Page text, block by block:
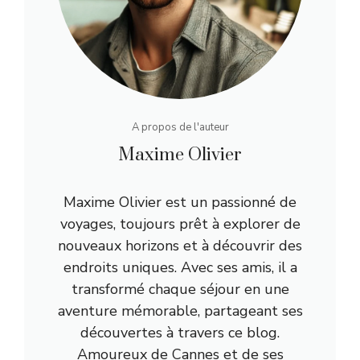
A propos de l'auteur
Maxime Olivier
Maxime Olivier est un passionné de
voyages, toujours prêt à explorer de
nouveaux horizons et à découvrir des
endroits uniques. Avec ses amis, il a
transformé chaque séjour en une
aventure mémorable, partageant ses
découvertes à travers ce blog.
Amoureux de Cannes et de ses